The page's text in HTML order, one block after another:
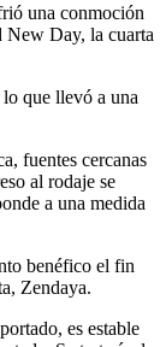
una conmoción
New Day, la cuarta
que llevó a una
fuentes cercanas
al rodaje se
a una medida
benéfico el fin
Zendaya.
es estable